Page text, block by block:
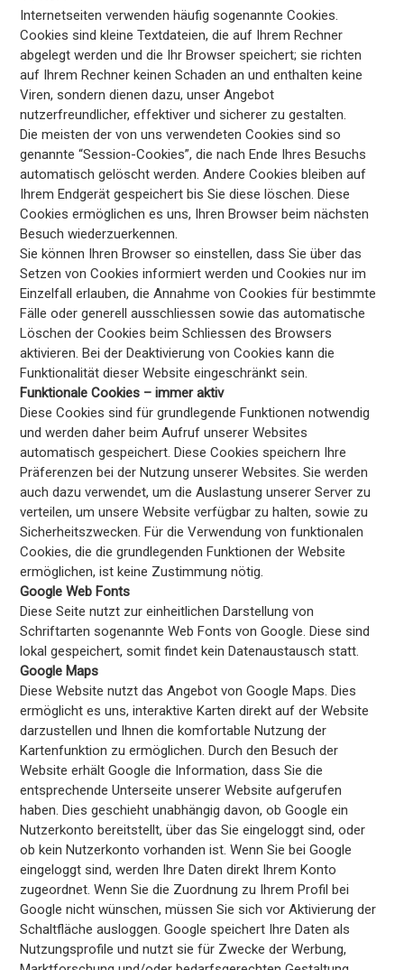
Internetseiten verwenden häufig sogenannte Cookies.
Cookies sind kleine Textdateien, die auf Ihrem Rechner
abgelegt werden und die Ihr Browser speichert; sie richten
auf Ihrem Rechner keinen Schaden an und enthalten keine
Viren, sondern dienen dazu, unser Angebot
nutzerfreundlicher, effektiver und sicherer zu gestalten.
Die meisten der von uns verwendeten Cookies sind so
genannte “Session-Cookies”, die nach Ende Ihres Besuchs
automatisch gelöscht werden. Andere Cookies bleiben auf
Ihrem Endgerät gespeichert bis Sie diese löschen. Diese
Cookies ermöglichen es uns, Ihren Browser beim nächsten
Besuch wiederzuerkennen.
Sie können Ihren Browser so einstellen, dass Sie über das
Setzen von Cookies informiert werden und Cookies nur im
Einzelfall erlauben, die Annahme von Cookies für bestimmte
Fälle oder generell ausschliessen sowie das automatische
Löschen der Cookies beim Schliessen des Browsers
aktivieren. Bei der Deaktivierung von Cookies kann die
Funktionalität dieser Website eingeschränkt sein.
Funktionale Cookies – immer aktiv
Diese Cookies sind für grundlegende Funktionen notwendig
und werden daher beim Aufruf unserer Websites
automatisch gespeichert. Diese Cookies speichern Ihre
Präferenzen bei der Nutzung unserer Websites. Sie werden
auch dazu verwendet, um die Auslastung unserer Server zu
verteilen, um unsere Website verfügbar zu halten, sowie zu
Sicherheitszwecken. Für die Verwendung von funktionalen
Cookies, die die grundlegenden Funktionen der Website
ermöglichen, ist keine Zustimmung nötig.
Google Web Fonts
Diese Seite nutzt zur einheitlichen Darstellung von
Schriftarten sogenannte Web Fonts von Google. Diese sind
lokal gespeichert, somit findet kein Datenaustausch statt.
Google Maps
Diese Website nutzt das Angebot von Google Maps. Dies
ermöglicht es uns, interaktive Karten direkt auf der Website
darzustellen und Ihnen die komfortable Nutzung der
Kartenfunktion zu ermöglichen. Durch den Besuch der
Website erhält Google die Information, dass Sie die
entsprechende Unterseite unserer Website aufgerufen
haben. Dies geschieht unabhängig davon, ob Google ein
Nutzerkonto bereitstellt, über das Sie eingeloggt sind, oder
ob kein Nutzerkonto vorhanden ist. Wenn Sie bei Google
eingeloggt sind, werden Ihre Daten direkt Ihrem Konto
zugeordnet. Wenn Sie die Zuordnung zu Ihrem Profil bei
Google nicht wünschen, müssen Sie sich vor Aktivierung der
Schaltfläche ausloggen. Google speichert Ihre Daten als
Nutzungsprofile und nutzt sie für Zwecke der Werbung,